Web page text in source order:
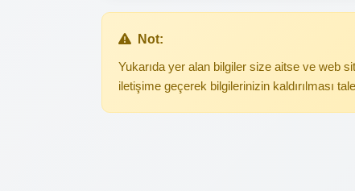
Not:
Yukarıda yer alan bilgiler size aitse ve web
iletişime geçerek bilgilerinizin kaldırılması